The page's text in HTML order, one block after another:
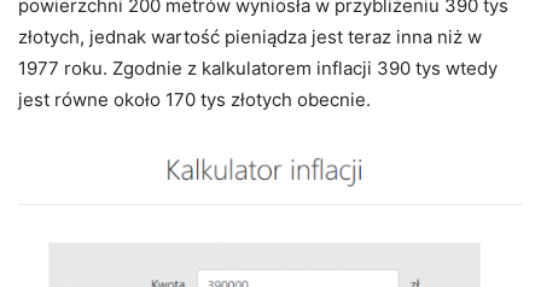
powierzchni 200 metrów wyniosła w przybliżeniu 390 tys
złotych, jednak wartość pieniądza jest teraz inna niż w
1977 roku. Zgodnie z kalkulatorem inflacji 390 tys wtedy
jest równe około 170 tys złotych obecnie.